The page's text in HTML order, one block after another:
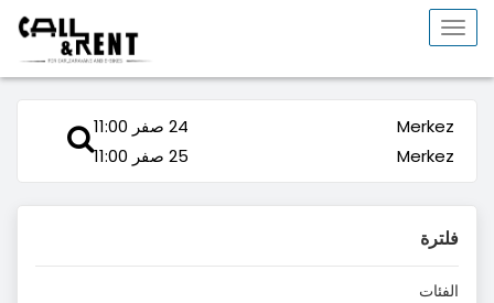
Toggle
Merkez
24 صفر 11:00
Merkez
25 صفر 11:00
فلترة
الفئات